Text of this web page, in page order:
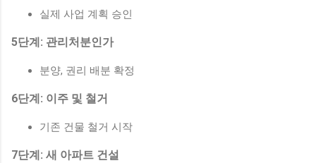
실제 사업 계획 승인
5단계: 관리처분인가
분양, 권리 배분 확정
6단계: 이주 및 철거
기존 건물 철거 시작
7단계: 새 아파트 건설